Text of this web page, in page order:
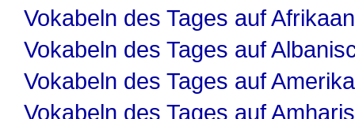
Vokabeln des Tages auf
Vokabeln des Tages auf
Vokabeln des Tages auf
Vokabeln des Tages auf